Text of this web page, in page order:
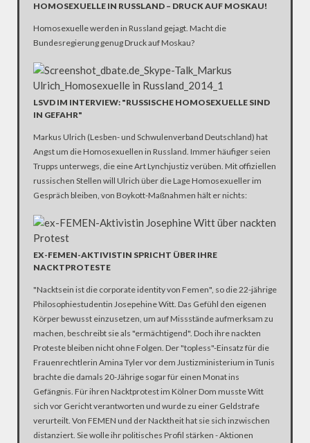
HOMOSEXUELLE IN RUSSLAND – DRUCK AUF MOSKAU!
Homosexuelle werden in Russland gejagt. Macht die
Bundesregierung genug Druck auf Moskau?
LSVD IM INTERVIEW: "RUSSISCHE HOMOSEXUELLE SIND
IN GEFAHR"
Markus Ulrich (Lesben- und Schwulenverband Deutschland) hat
Angst um die Homosexuellen in Russland. Immer häufiger seien
Trupps unterwegs, die eine Art Lynchjustiz verüben. Mit offiziellen
russischen Stellen will Ulrich über die Lage Homosexueller im
Gespräch bleiben, von Boykott-Maßnahmen hält er nichts:
EX-FEMEN-AKTIVISTIN SPRICHT ÜBER IHRE
NACKTPROTESTE
"Nacktsein ist die corporate identity von Femen", so die 22-jährige
Philosophiestudentin Josepehine Witt. Das Gefühl den eigenen
Körper bewusst einzusetzen, um auf Missstände aufmerksam zu
machen, beschreibt sie als "ermächtigend". Doch ihre nackten
Proteste bleiben nicht ohne Folgen. Der "topless"-Einsatz für die
Frauenrechtlerin Amina Tyler vor dem Justizministerium in Tunis
brachte die damals 20-Jährige sogar für einen Monat ins
Gefängnis. Für ihren Nacktprotest im Kölner Dom musste Witt
sich vor Gericht verantworten und wurde zu einer Geldstrafe
verurteilt. Von FEMEN und der Nacktheit hat sie sich inzwischen
distanziert. Sie wolle ihr politisches Profil stärken - Aktionen